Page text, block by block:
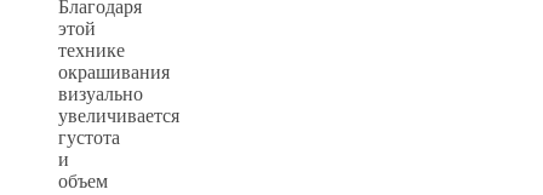
Благодаря
этой
технике
окрашивания
визуально
увеличивается
густота
и
объем